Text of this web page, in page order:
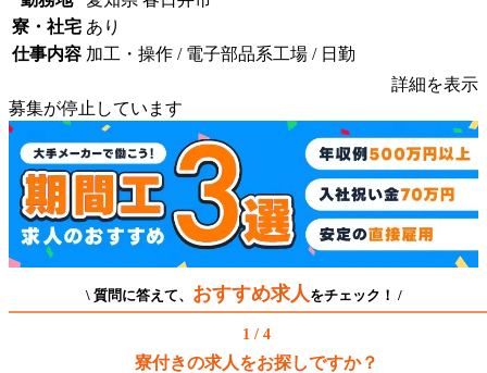
寮・社宅 あり
仕事内容 加工・操作 / 電子部品系工場 / 日勤
詳細を表示
募集が停止しています
\ 質問に答えて、 おすすめ求人 をチェック！ /
1 / 4
寮付きの求人をお探しですか？